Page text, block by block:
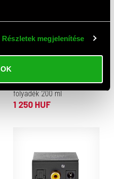
Részletek megjelenítése
OK
Hama képernyő tisztító
folyadék 200 ml
1 250 HUF